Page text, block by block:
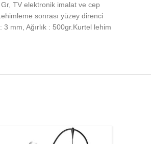
TV elektronik imalat ve cep
sonrası yüzey direnci
mm, Ağırlık : 500gr.Kurtel lehim